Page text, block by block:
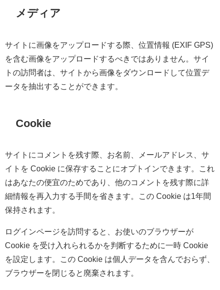
メディア
サイトに画像をアップロードする際、位置情報 (EXIF GPS)
を含む画像をアップロードするべきではありません。サイ
トの訪問者は、サイトから画像をダウンロードして位置デ
ータを抽出することができます。
Cookie
サイトにコメントを残す際、お名前、メールアドレス、サ
イトを Cookie に保存することにオプトインできます。これ
はあなたの便宜のためであり、他のコメントを残す際に詳
細情報を再入力する手間を省きます。この Cookie は1年間
保持されます。
ログインページを訪問すると、お使いのブラウザーが
Cookie を受け入れられるかを判断するために一時 Cookie
を設定します。この Cookie は個人データを含んでおらず、
ブラウザーを閉じると廃棄されます。